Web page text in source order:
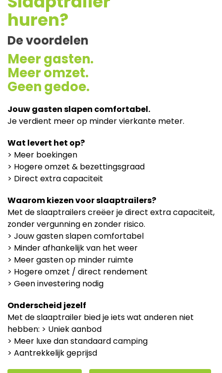
huren?
De voordelen
Meer gasten.
Meer omzet.
Geen gedoe.
Jouw gasten slapen comfortabel.
Je verdient meer op minder vierkante meter.
Wat levert het op?
> Meer boekingen
> Hogere omzet & bezettingsgraad
> Direct extra capaciteit
Waarom kiezen voor slaaptrailers?
Met de slaaptrailers creëer je direct extra capaciteit,
zonder vergunning en zonder risico.
> Jouw gasten slapen comfortabel
> Minder afhankelijk van het weer
> Meer gasten op minder ruimte
> Hogere omzet / direct rendement
> Geen investering nodig
Onderscheid jezelf
Met de slaaptrailer bied je iets wat anderen niet
hebben: > Uniek aanbod
> Meer luxe dan standaard camping
> Aantrekkelijk geprijsd